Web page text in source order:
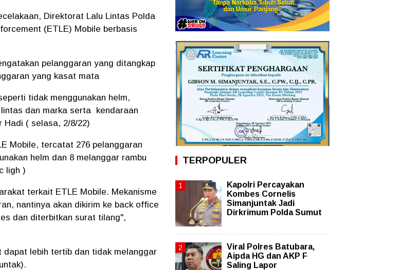
Direktorat Lalu Lintas Polda
(ETLE) Mobile berbasis
pelanggaran yang ditangkap
yang kasat mata
tidak menggunakan helm,
dan marka serta kendaraan
Hadi ( selasa, 2/8/22)
Mobile, tercatat 276 pelanggaran
helm dan 8 melanggar rambu
ligh )
terkait ETLE Mobile. Mekanisme
nantinya akan dikirim ke back office
dan diterbitkan surat tilang",
dapat lebih tertib dan tidak melanggar
TERPOPULER
Kapolri Percayakan
Kombes Cornelis
Simanjuntak Jadi
Dirkrimum Polda Sumut
Viral Polres Batubara,
Aipda HG dan AKP F
Saling Lapor